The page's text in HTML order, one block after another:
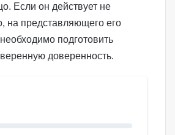
Если он действует не
на представляющего его
подготовить
доверенность.